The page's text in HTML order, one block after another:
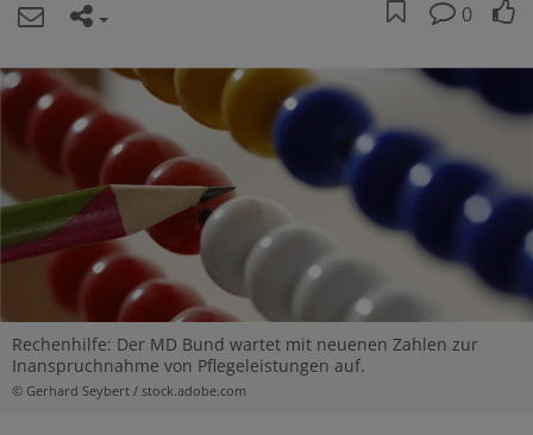
0
Rechenhilfe: Der MD Bund wartet mit neuenen Zahlen zur
Inanspruchnahme von Pflegeleistungen auf.
© Gerhard Seybert / stock.adobe.com